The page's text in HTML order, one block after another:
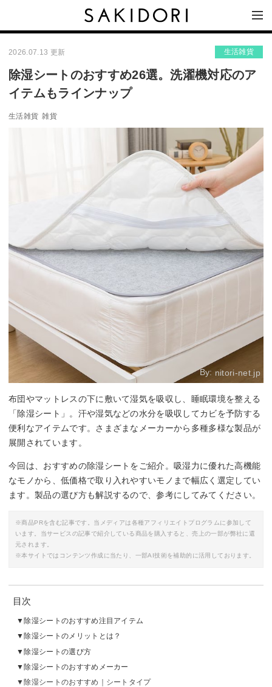
2026.07.13 更新 生活雑貨
除湿シートのおすすめ26選。洗濯機対応のア
イテムもラインナップ
生活雑貨 雑貨
By: nitori-net.jp
布団やマットレスの下に敷いて湿気を吸収し、睡眠環境を整える
「除湿シート」。汗や湿気などの水分を吸収してカビを予防する
便利なアイテムです。さまざまなメーカーから多種多様な製品が
展開されています。
今回は、おすすめの除湿シートをご紹介。吸湿力に優れた高機能
なモノから、低価格で取り入れやすいモノまで幅広く選定してい
ます。製品の選び方も解説するので、参考にしてみてください。
※商品PRを含む記事です。当メディアは各種アフィリエイトプログラムに参加して
います。当サービスの記事で紹介している商品を購入すると、売上の一部が弊社に還
元されます。
※本サイトではコンテンツ作成に当たり、一部AI技術を補助的に活用しております。
目次
除湿シートのおすすめ注目アイテム
除湿シートのメリットとは？
除湿シートの選び方
除湿シートのおすすめメーカー
除湿シートのおすすめ｜シートタイプ